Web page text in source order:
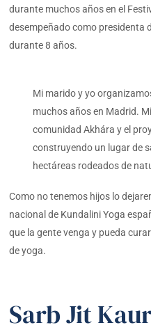
durante muchos años en el
desempeñado como presidenta
durante 8 años.
Mi marido y yo
muchos años en Madrid.
comunidad Akhára y el
construyendo un lugar de
hectáreas rodeados de
Como no tenemos hijos lo
nacional de Kundalini Yoga
que la gente venga y pueda
de yoga.
Sarb Jit